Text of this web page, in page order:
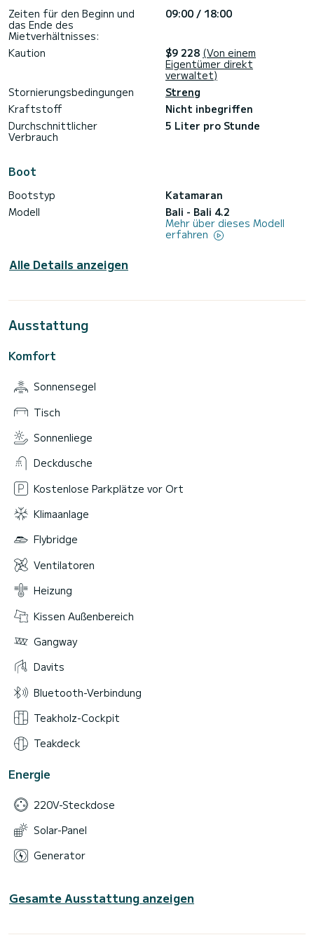
Zeiten für den Beginn und
das Ende des
Mietverhältnisses:
09:00 / 18:00
Kaution $9 228 (Von einem
Eigentümer direkt
verwaltet)
Stornierungsbedingungen
Streng
Kraftstoff
Nicht inbegriffen
Durchschnittlicher
Verbrauch
5 Liter pro Stunde
Boot
Bootstyp
Katamaran
Modell
Bali - Bali 4.2
Mehr über dieses Modell
erfahren
Alle Details anzeigen
Ausstattung
Komfort
Sonnensegel
Tisch
Sonnenliege
Deckdusche
Kostenlose Parkplätze vor Ort
Klimaanlage
Flybridge
Ventilatoren
Heizung
Kissen Außenbereich
Gangway
Davits
Bluetooth-Verbindung
Teakholz-Cockpit
Teakdeck
Energie
220V-Steckdose
Solar-Panel
Generator
Gesamte Ausstattung anzeigen